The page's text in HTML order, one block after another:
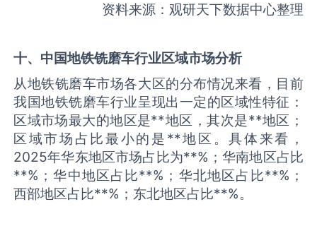
资料来源：观研天下数据中心整理
十、中国地铁铣磨车行业区域市场分析
从地铁铣磨车市场各大区的分布情况来看，目前
我国地铁铣磨车行业呈现出一定的区域性特征：
区域市场最大的地区是**地区，其次是**地区；
区域市场占比最小的是**地区。具体来看，
2025年华东地区市场占比为**%；华南地区占比
**%；华中地区占比**%；华北地区占比**%；
西部地区占比**%；东北地区占比**%。